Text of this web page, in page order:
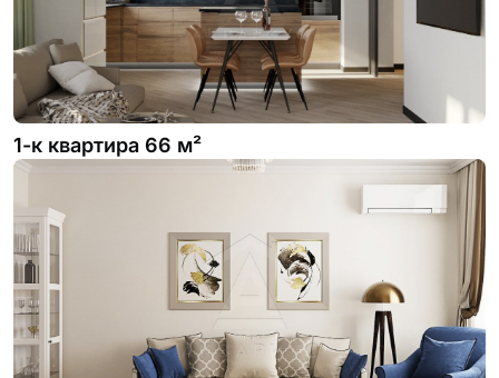
1-к квартира 66 м²